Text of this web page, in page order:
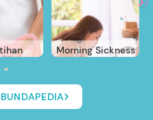
Morning Sickness